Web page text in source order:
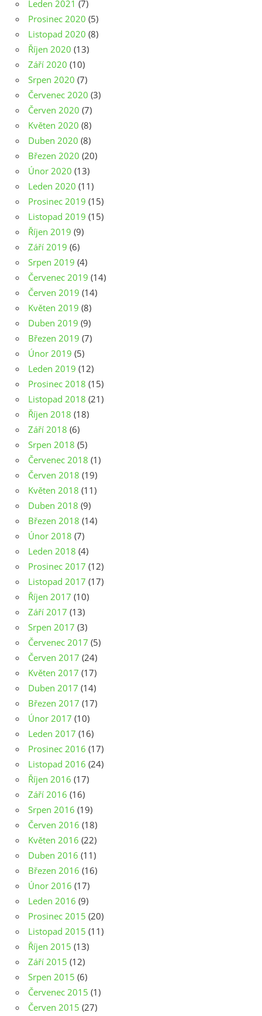
Leden 2021 (7)
Prosinec 2020 (5)
Listopad 2020 (8)
Říjen 2020 (13)
Září 2020 (10)
Srpen 2020 (7)
Červenec 2020 (3)
Červen 2020 (7)
Květen 2020 (8)
Duben 2020 (8)
Březen 2020 (20)
Únor 2020 (13)
Leden 2020 (11)
Prosinec 2019 (15)
Listopad 2019 (15)
Říjen 2019 (9)
Září 2019 (6)
Srpen 2019 (4)
Červenec 2019 (14)
Červen 2019 (14)
Květen 2019 (8)
Duben 2019 (9)
Březen 2019 (7)
Únor 2019 (5)
Leden 2019 (12)
Prosinec 2018 (15)
Listopad 2018 (21)
Říjen 2018 (18)
Září 2018 (6)
Srpen 2018 (5)
Červenec 2018 (1)
Červen 2018 (19)
Květen 2018 (11)
Duben 2018 (9)
Březen 2018 (14)
Únor 2018 (7)
Leden 2018 (4)
Prosinec 2017 (12)
Listopad 2017 (17)
Říjen 2017 (10)
Září 2017 (13)
Srpen 2017 (3)
Červenec 2017 (5)
Červen 2017 (24)
Květen 2017 (17)
Duben 2017 (14)
Březen 2017 (17)
Únor 2017 (10)
Leden 2017 (16)
Prosinec 2016 (17)
Listopad 2016 (24)
Říjen 2016 (17)
Září 2016 (16)
Srpen 2016 (19)
Červen 2016 (18)
Květen 2016 (22)
Duben 2016 (11)
Březen 2016 (16)
Únor 2016 (17)
Leden 2016 (9)
Prosinec 2015 (20)
Listopad 2015 (11)
Říjen 2015 (13)
Září 2015 (12)
Srpen 2015 (6)
Červenec 2015 (1)
Červen 2015 (27)